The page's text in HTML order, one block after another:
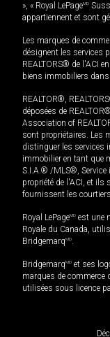
», « Royal LePageMD
appartiennent et sont
Les marques de
désignent les services
REALTORS® de l'ACI
biens immobiliers dans
REALTOR®,
déposées de
Association of
sont propriétaires. Les
distinguer les services
immobilier en tant que
S.I.A.® /MLS®, Service
propriété de l'ACI, et ils
fournissent les
Royal LePageMD est une
Royale du Canada,
BridgemarqMD.
BridgemarqMD et ses
marques de commerce
utilisées sous licence